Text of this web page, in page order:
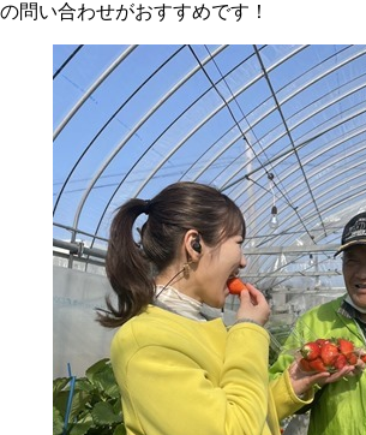
の問い合わせがおすすめです！